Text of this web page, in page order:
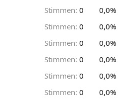
Stimmen: 0
0,0%
Stimmen: 0
0,0%
Stimmen: 0
0,0%
Stimmen: 0
0,0%
Stimmen: 0
0,0%
Stimmen: 0
0,0%